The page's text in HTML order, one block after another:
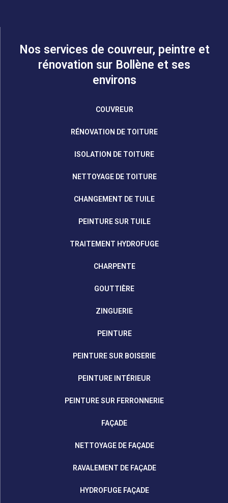
Nos services de couvreur, peintre et
rénovation sur Bollène et ses
environs
COUVREUR
RÉNOVATION DE TOITURE
ISOLATION DE TOITURE
NETTOYAGE DE TOITURE
CHANGEMENT DE TUILE
PEINTURE SUR TUILE
TRAITEMENT HYDROFUGE
CHARPENTE
GOUTTIÈRE
ZINGUERIE
PEINTURE
PEINTURE SUR BOISERIE
PEINTURE INTÉRIEUR
PEINTURE SUR FERRONNERIE
FAÇADE
NETTOYAGE DE FAÇADE
RAVALEMENT DE FAÇADE
HYDROFUGE FAÇADE